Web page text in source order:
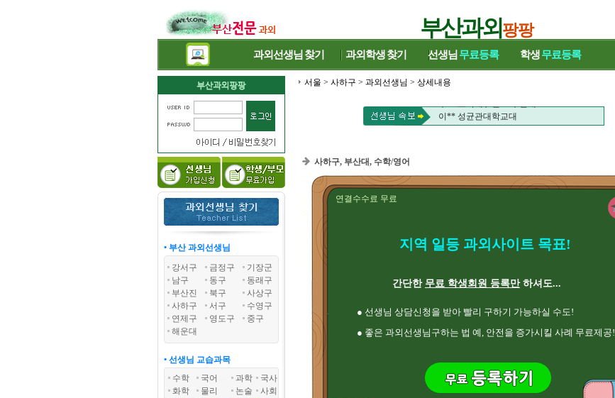
부산과외팡팡
과외선생님 찾기 과외학생찾기 선생님 무료등록 학생무료등록
• 부산 과외선생님
강서구
금정구
기장군
남구
동구
동래구
부산진
북구
사상구
사하구
서구
수영구
연제구
영도구
중구
해운대
• 선생님 교습과목
수학
국어 과학
국사
화학
물리 논술
사회
서울 > 사하구 > 과외선생님 > 상세내용
이** 성균관대학교대
주** 고려대 , 신** 부산대
사하구, 부산대, 수학/영어
연결수수료 무료
지역 일등 과외사이트 목표!
간단한 무료 학생회원 등록만하셔도...
● 선생님 상담신청을 받아 빨리 구하기 가능하실 수도!
● 좋은 과외선생님구하는 법 예, 안전을 증가시킬 사례 무료제공!